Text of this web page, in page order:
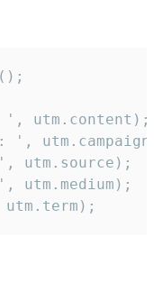
', utm.content);
',
utm.source);
utm.medium);